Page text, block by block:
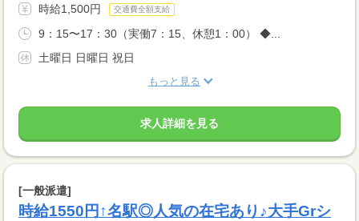
時給1,500円 交通費全額支給
9：15〜17：30（実働7：15、休憩1：00） ◆...
土曜日 日曜日 祝日
もっと見る
求人詳細を見る
[一般派遣]
時給1550円↑名駅◎人気の在宅あり♪大手Grシ